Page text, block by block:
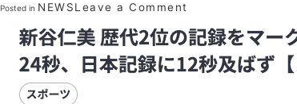
Posted in NEWSLeave a Comment
上】
中
長